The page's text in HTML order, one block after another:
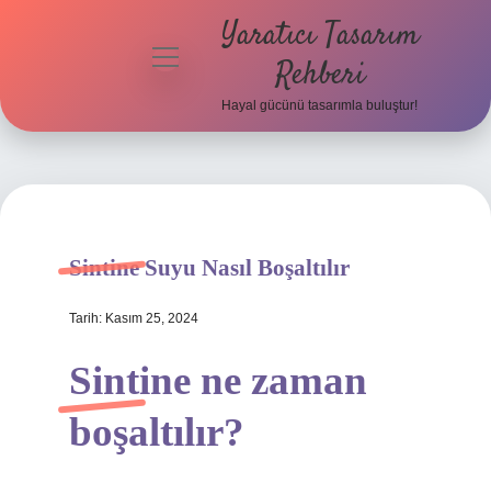
menüyü
Yaratıcı Tasarım
Rehberi
Hayal gücünü tasarımla buluştur!
Sintine Suyu Nasıl Boşaltılır
Tarih: Kasım 25, 2024
Sintine ne zaman
boşaltılır?